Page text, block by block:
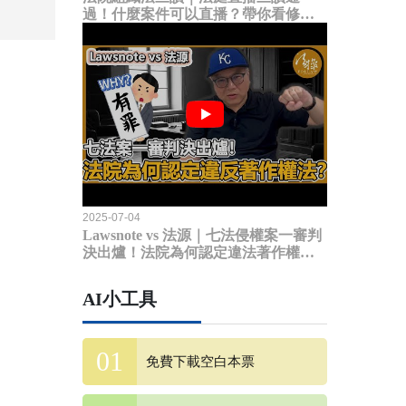
過！什麼案件可以直播？帶你看修法
2025-07-04
Lawsnote vs 法源｜七法侵權案一審判
決出爐！法院為何認定違法著作權
AI小工具
免費下載空白本票